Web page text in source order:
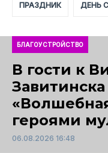
ПРАЗДНИК ДЕНЬ
БЛАГОУСТРОЙСТВО
В гости к
героями
06.08.2026 16:48